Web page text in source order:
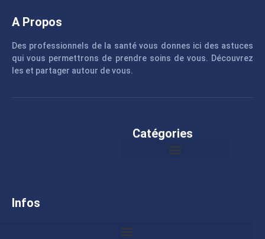
A Propos
Des professionnels de la santé vous donnes ici des astuces
qui vous permettrons de prendre soins de vous. Découvrez
les et partager autour de vous.
Catégories
Infos